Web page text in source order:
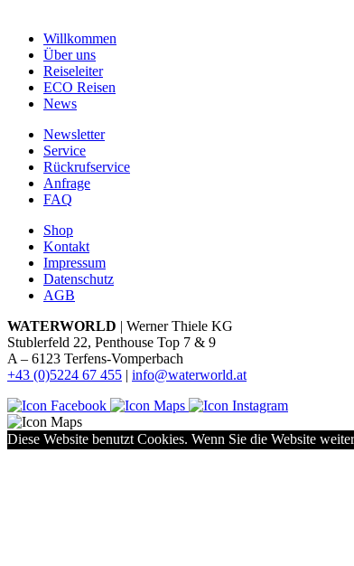
Willkommen
Über uns
Reiseleiter
ECO Reisen
News
Newsletter
Service
Rückrufservice
Anfrage
FAQ
Shop
Kontakt
Impressum
Datenschutz
AGB
WATERWORLD | Werner Thiele KG
Stublerfeld 22, Penthouse Top 7 & 9
A – 6123 Terfens-Vomperbach
+43 (0)5224 67 455 | info@waterworld.at
Diese Website benutzt Cookies. Wenn Sie die Website